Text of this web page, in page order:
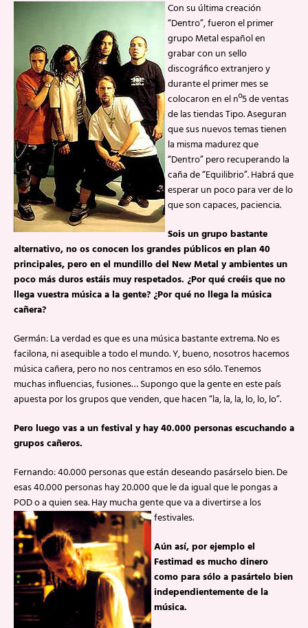
Con su última creación
“Dentro”, fueron el primer
grupo Metal español en
grabar con un sello
discográfico extranjero y
durante el primer mes se
colocaron en el nº5 de ventas
de las tiendas Tipo. Aseguran
que sus nuevos temas tienen
la misma madurez que
“Dentro” pero recuperando la
caña de “Equilibrio”. Habrá que
esperar un poco para ver de lo
que son capaces, paciencia.
Sois un grupo bastante
alternativo, no os conocen los grandes públicos en plan 40
principales, pero en el mundillo del New Metal y ambientes un
poco más duros estáis muy respetados. ¿Por qué creéis que no
llega vuestra música a la gente? ¿Por qué no llega la música
cañera?
Germán: La verdad es que es una música bastante extrema. No es
facilona, ni asequible a todo el mundo. Y, bueno, nosotros hacemos
música cañera, pero no nos centramos en eso sólo. Tenemos
muchas influencias, fusiones… Supongo que la gente en este país
apuesta por los grupos que venden, que hacen “la, la, la, lo, lo, lo”.
Pero luego vas a un festival y hay 40.000 personas escuchando a
grupos cañeros.
Fernando: 40.000 personas que están deseando pasárselo bien. De
esas 40.000 personas hay 20.000 que le da igual que le pongas a
POD o a quien sea. Hay mucha gente que va a divertirse a los
festivales.
Aún así, por ejemplo el
Festimad es mucho dinero
como para sólo a pasártelo bien
independientemente de la
música.